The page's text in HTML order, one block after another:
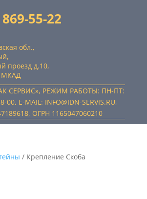
55-22
обл.,
проезд д.10,
МКАД
СЕРВИС», РЕЖИМ РАБОТЫ: ПН-ПТ:
00, E-MAIL: INFO@IDN-SERVIS.RU,
ОГРН 1165047060210
/ Крепление Скоба